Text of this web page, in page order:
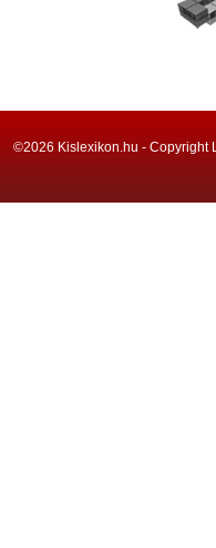
©2026 Kislexikon.hu - Copyright